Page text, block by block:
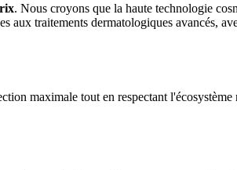
. Nous croyons que la haute technologie
aux traitements dermatologiques avancés,
maximale tout en respectant l'écosystème